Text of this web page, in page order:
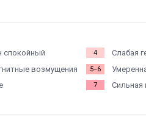
спокойный
возмущения
4 Слабая
5−6
7 Сильная